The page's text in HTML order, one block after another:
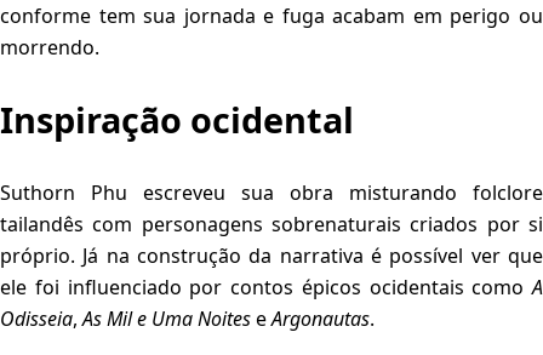
conforme tem sua jornada e fuga acabam em perigo ou
morrendo.
Inspiração ocidental
Suthorn Phu escreveu sua obra misturando folclore
tailandês com personagens sobrenaturais criados por si
próprio. Já na construção da narrativa é possível ver que
ele foi influenciado por contos épicos ocidentais comoA
Odisseia,As Mil e Uma NoiteseArgonautas.